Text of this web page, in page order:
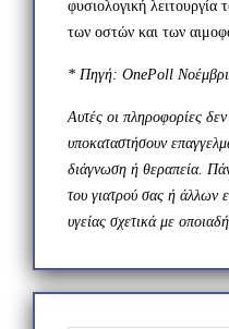
φυσιολογική λειτουργία
των οστών και των
* Πηγή: OnePoll
Αυτές οι πληροφορίες
υποκαταστήσουν
διάγνωση ή θεραπεία.
του γιατρού σας ή άλλων
υγείας σχετικά με